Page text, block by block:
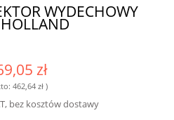
WYDECHOWY
zł
462,64 zł)
bez kosztów dostawy